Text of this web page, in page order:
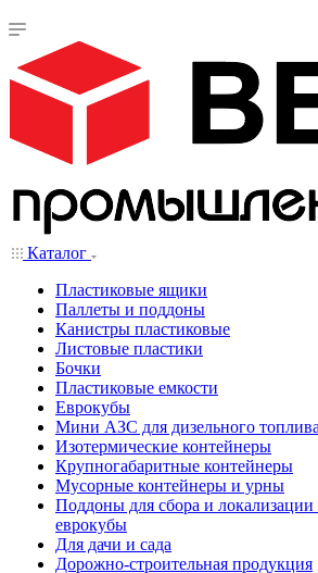
Каталог
Пластиковые ящики
Паллеты и поддоны
Канистры пластиковые
Листовые пластики
Бочки
Пластиковые емкости
Еврокубы
Мини АЗС для дизельного топлива
Изотермические контейнеры
Крупногабаритные контейнеры
Мусорные контейнеры и урны
Поддоны для сбора и
еврокубы
Для дачи и сада
Дорожно-строительная продукция